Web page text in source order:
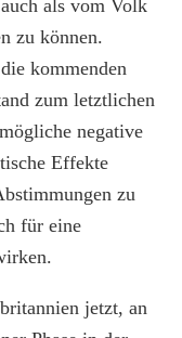
als vom Volk
zu können.
kommenden
zum letztlichen
negative
Effekte
zu
für eine
jetzt, an